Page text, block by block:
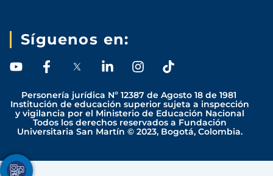
Síguenos en:
Y
u
t
u
b
F
c
e
b
o
L
n
k
e
d
I
s
t
a
g
T
k
t
o
k
Personería jurídica Nº 12387 de Agosto 18 de 1981
Institución de educación superior sujeta a inspección
y vigilancia por el Ministerio de Educación Nacional
Todos los derechos reservados a Fundación
Universitaria San Martín © 2023, Bogotá, Colombia.